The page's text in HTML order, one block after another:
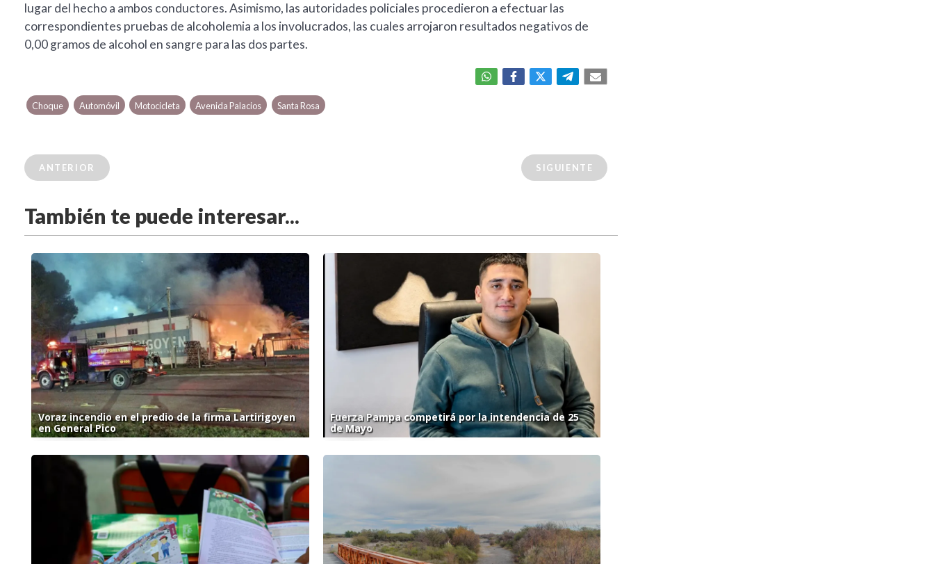
lugar del hecho a ambos conductores. Asimismo, las autoridades policiales procedieron a efectuar las
correspondientes pruebas de alcoholemia a los involucrados, las cuales arrojaron resultados negativos de
0,00 gramos de alcohol en sangre para las dos partes.
Choque Automóvil Motocicleta Avenida Palacios Santa Rosa
ANTERIOR SIGUIENTE
También te puede interesar...
Voraz incendio en el predio de la firma Lartirigoyen
en General Pico
Fuerza Pampa competirá por la intendencia de 25
de Mayo